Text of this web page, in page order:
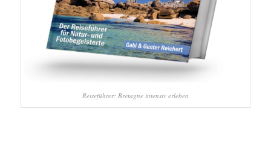
Reiseführer: Bretagne intensiv erleben